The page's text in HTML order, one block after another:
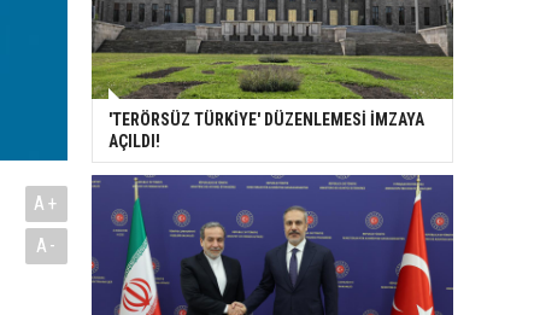
A+
A-
'TERÖRSÜZ TÜRKİYE' DÜZENLEMESİ İMZAYA
AÇILDI!